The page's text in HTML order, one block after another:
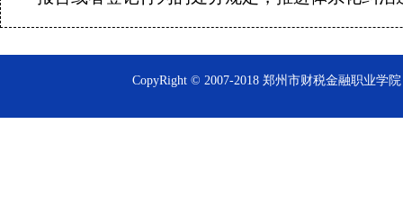
CopyRight © 2007-2018 郑州市财税金融职业学